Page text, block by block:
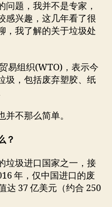
问题，我并不是专家，
感兴趣，这几年看了很
，我了解的关于垃圾处
易组织(WTO)，表示今
圾，包括废弃塑胶、纸
不那么简单。
？
垃圾进口国家之一，接
年，仅中国进口的废
达 37 亿美元（约合 250